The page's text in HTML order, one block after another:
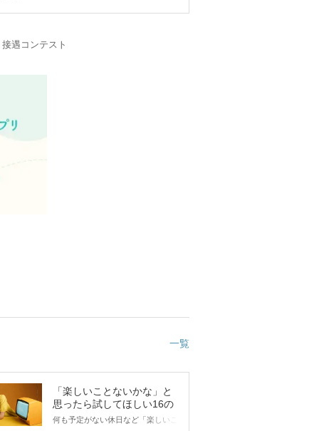
遇コンテスト
一覧
「楽しいことないかな」と
思ったら試してほしい16の
こと
何も予定がない休日など「楽しいこ